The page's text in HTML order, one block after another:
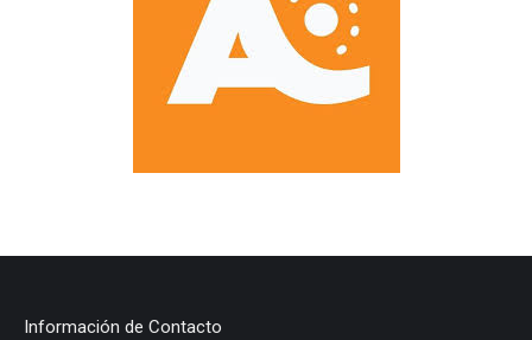
Información de Contacto